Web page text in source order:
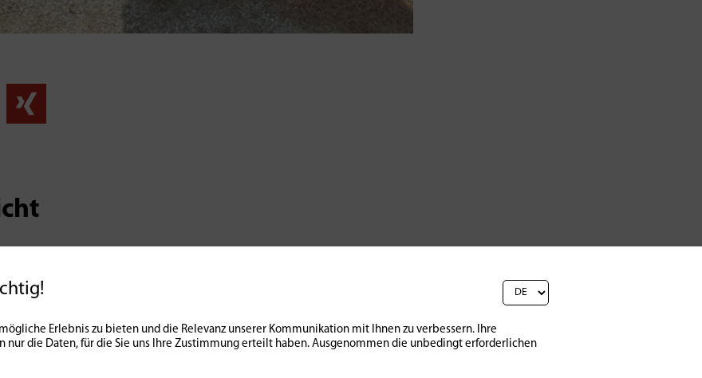
Erlebnis zu bieten und die Relevanz unserer Kommunikation mit Ihnen zu verbessern. Ihre
nur die Daten, für die Sie uns Ihre Zustimmung erteilt haben. Ausgenommen die unbedingt erforderlichen